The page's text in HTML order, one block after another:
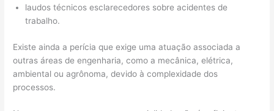
laudos técnicos esclarecedores sobre acidentes de
trabalho.
Existe ainda a perícia que exige uma atuação associada a
outras áreas de engenharia, como a mecânica, elétrica,
ambiental ou agrônoma, devido à complexidade dos
processos.